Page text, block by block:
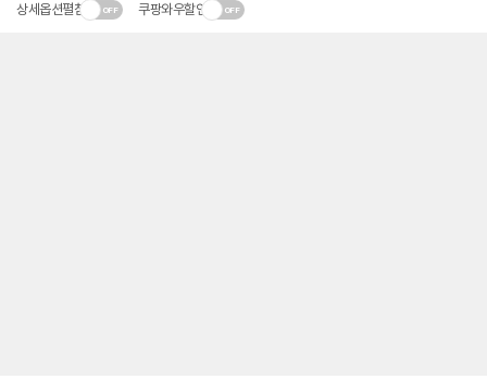
상세옵션펼침 쿠팡와우할인